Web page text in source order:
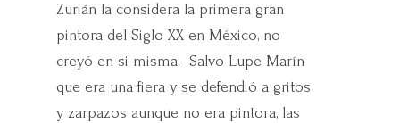
Zurián la considera la primera gran
pintora del Siglo XX en México, no
creyó en si misma. Salvo Lupe Marín
que era una fiera y se defendió a gritos
y zarpazos aunque no era pintora, las